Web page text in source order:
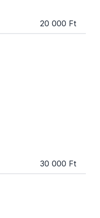
20 000 Ft
30 000 Ft